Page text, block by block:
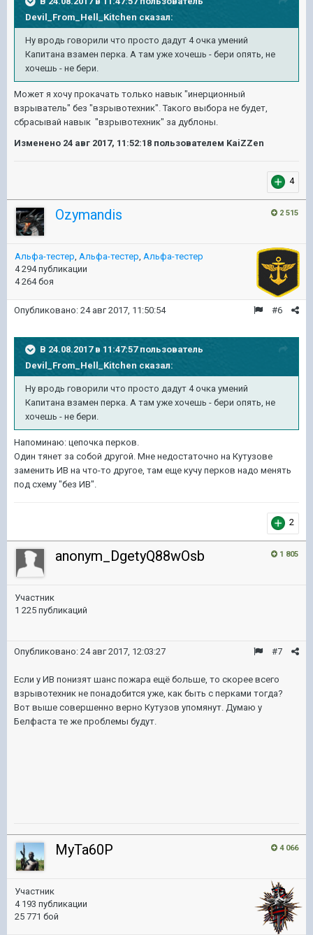
Devil_From_Hell_Kitchen сказал:
Ну вродь говорили что просто дадут 4 очка умений
Капитана взамен перка. А там уже хочешь - бери опять, не
хочешь - не бери.
Может я хочу прокачать только навык "инерционный
взрыватель" без "взрывотехник". Такого выбора не будет,
сбрасывай навык "взрывотехник" за дублоны.
Изменено 24 авг 2017, 11:52:18 пользователем KaiZZen
4
2 515
Ozymandis
Альфа-тестер Альфа-тестер Альфа-тестер
4 294 публикации
4 264 боя
#6
Опубликовано: 24 авг 2017, 11:50:54
В 24.08.2017 в 11:47:57 пользователь
Devil_From_Hell_Kitchen сказал:
Ну вродь говорили что просто дадут 4 очка умений
Капитана взамен перка. А там уже хочешь - бери опять, не
хочешь - не бери.
Напоминаю: цепочка перков.
Один тянет за собой другой. Мне недостаточно на Кутузове
заменить ИВ на что-то другое, там еще кучу перков надо менять
под схему "без ИВ".
2
1 805
anonym_DgetyQ88wOsb
Участник
1 225 публикаций
#7
Опубликовано: 24 авг 2017, 12:03:27
Если у ИВ понизят шанс пожара ещё больше, то скорее всего
взрывотехник не понадобится уже, как быть с перками тогда?
Вот выше совершенно верно Кутузов упомянут. Думаю у
Белфаста те же проблемы будут.
4 066
MyTa60P
Участник
4 193 публикации
25 771 бой